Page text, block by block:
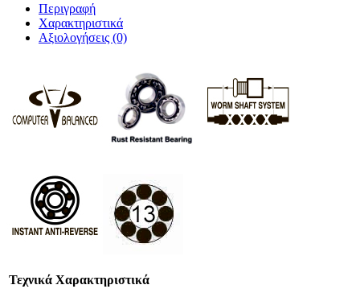
Περιγραφή
Χαρακτηριστικά
Αξιολογήσεις (0)
Τεχνικά Χαρακτηριστικά